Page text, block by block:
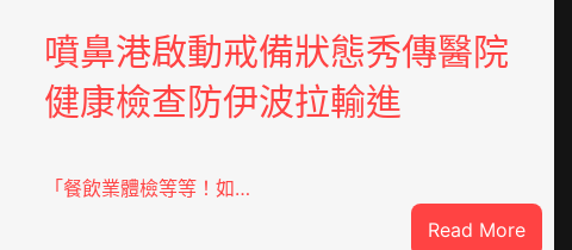
噴鼻港啟動戒備狀態秀傳醫院
健康檢查防伊波拉輸進
「餐飲業體檢等等！如…
Read More: